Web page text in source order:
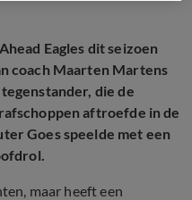
Eagles dit seizoen
coach Maarten Martens
die de
aftroefde in de
Goes speelde met een
maar heeft een